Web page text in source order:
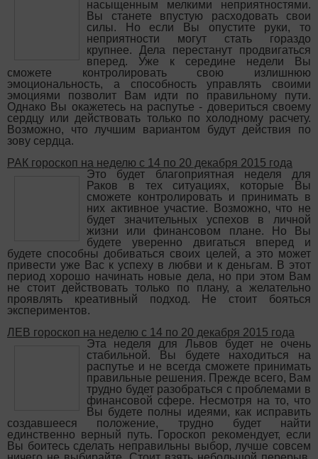
насыщенным мелкими неприятностями.
Вы станете впустую расходовать свои
силы. Но если Вы опустите руки, то
неприятности могут стать гораздо
крупнее. Дела перестанут продвигаться
вперед. Уже к середине недели Вы
сможете контролировать свою излишнюю
эмоциональность, а способность управлять своими
эмоциями позволит Вам идти по правильному пути.
Однако Вы окажетесь на распутье - довериться своему
сердцу или действовать только по холодному расчету.
Возможно, что лучшим вариантом будут действия по
зову сердца.
РАК гороскоп на неделю с 14 по 20 декабря 2015 года
Это будет благоприятная неделя для
Раков в тех ситуациях, которые Вы
сможете контролировать и принимать в
них активное участие. Возможно, что не
будет значительных успехов в личной
жизни или финансовом плане. Но Вы
будете уверенно двигаться вперед и
будете способны добиваться своих целей, а это может
привести уже Вас к успеху в любви и к деньгам. В этот
период хорошо начинать новые дела, но при этом Вам
не стоит действовать только по плану, а желательно
проявлять креативный подход. Не стоит бояться
экспериментов.
ЛЕВ гороскоп на неделю с 14 по 20 декабря 2015 года
Эта неделя для Львов будет не очень
стабильной. Вы будете находиться на
распутье и не всегда сможете принимать
правильные решения. Прежде всего, Вам
трудно будет разобраться с проблемами в
финансовой сфере. Несмотря на то, что
Вы будете полны идеями, как исправить
создавшееся положение, трудно будет найти
единственно верный путь. Гороскоп рекомендует, если
Вы боитесь сделать неправильны выбор, лучше совсем